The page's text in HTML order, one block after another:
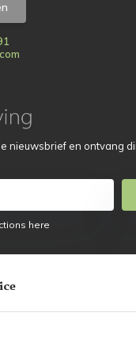
nieuwsbrief en ontvang
here